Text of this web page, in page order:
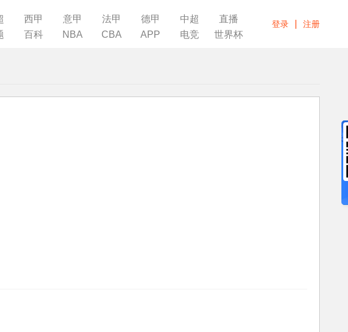
西甲 意甲 法甲 德甲 中超
直播
百科 NBA CBA APP 电竞 世界杯
登录 注册